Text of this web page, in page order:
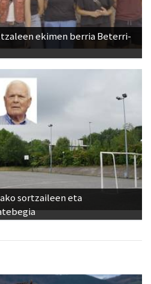
ekimen berria Beterri-
sortzaileen eta